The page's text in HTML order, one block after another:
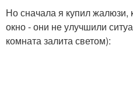
Но сначала я купил жалюзи,
окно - они не улучшили
комната залита светом):